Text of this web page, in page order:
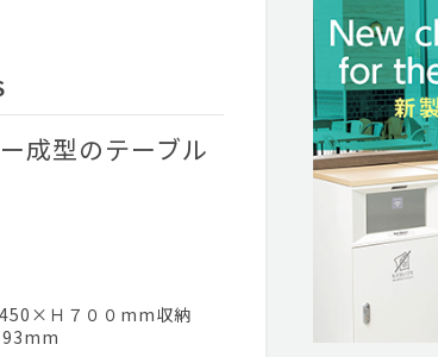
成型のテーブル
Ｈ７００mm収納